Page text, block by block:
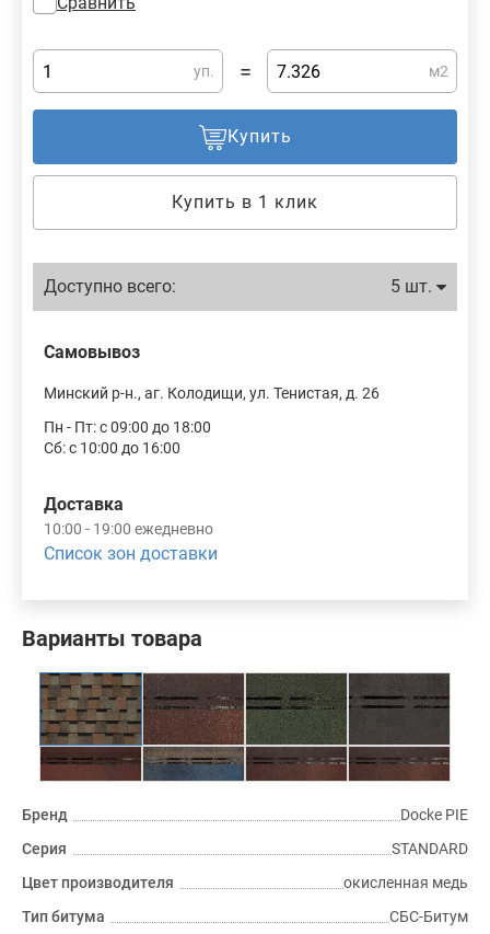
Варианты товара
Бренд
Docke PIE
Серия
STANDARD
Цвет производителя
окисленная медь
Тип битума
СБС-Битум
уп. = м2
Купить
Купить в 1 клик
Доступно всего: 5 шт.
Самовывоз
Минский р-н., аг. Колодищи, ул. Тенистая, д. 26
Пн - Пт: с 09:00 до 18:00
Сб: с 10:00 до 16:00
Доставка
10:00 - 19:00 ежедневно
Список зон доставки